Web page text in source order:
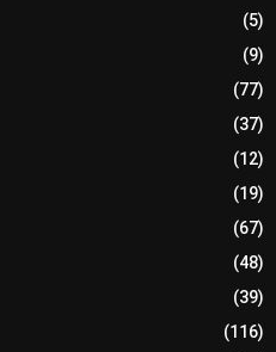
(5)
(9)
(77)
(37)
(12)
(19)
(67)
(48)
(39)
(116)